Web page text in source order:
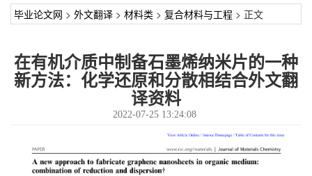
毕业论文网 > 外文翻译 > 材料类 > 复合材料与工程 > 正文
在有机介质中制备石墨烯纳米片的一种
新方法：化学还原和分散相结合外文翻
译资料
2022-07-25 13:24:08